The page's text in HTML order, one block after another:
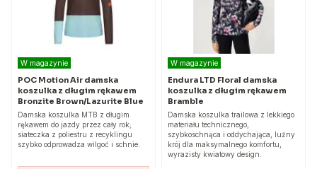
W magazynie
POC Motion Air damska
koszulka z długim rękawem
Bronzite Brown/Lazurite Blue
Damska koszulka MTB z długim
rękawem do jazdy przez cały rok;
siateczka z poliestru z recyklingu
szybko odprowadza wilgoć i schnie.
W magazynie
Endura LTD Floral damska
koszulka z długim rękawem
Bramble
Damska koszulka trailowa z lekkiego
materiału technicznego,
szybkoschnąca i oddychająca, luźny
krój dla maksymalnego komfortu,
wyrazisty kwiatowy design.